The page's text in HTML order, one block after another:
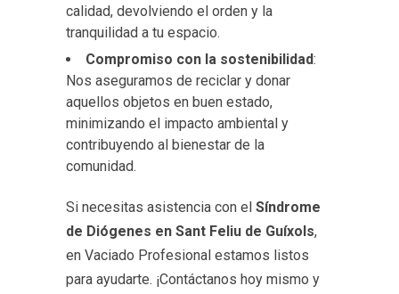
calidad, devolviendo el orden y la
tranquilidad a tu espacio.
Compromiso con la sostenibilidad:
Nos aseguramos de reciclar y donar
aquellos objetos en buen estado,
minimizando el impacto ambiental y
contribuyendo al bienestar de la
comunidad.
Si necesitas asistencia con el Síndrome
de Diógenes en Sant Feliu de Guíxols,
en Vaciado Profesional estamos listos
para ayudarte. ¡Contáctanos hoy mismo y